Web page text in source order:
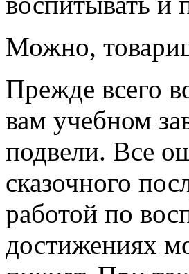
Можно,
Прежде всего
вам учебном
подвели. Все
сказочного
работой по
достижениях